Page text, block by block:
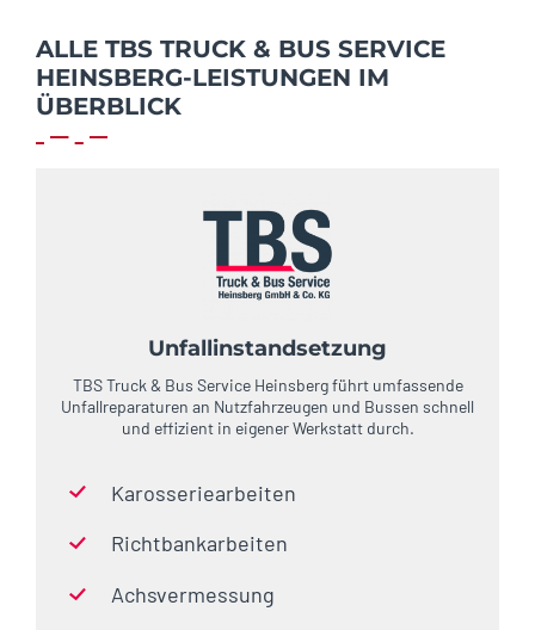
ALLE TBS TRUCK & BUS SERVICE
HEINSBERG-LEISTUNGEN IM
ÜBERBLICK
Unfallinstandsetzung
TBS Truck & Bus Service Heinsberg führt umfassende
Unfallreparaturen an Nutzfahrzeugen und Bussen schnell
und effizient in eigener Werkstatt durch.
Karosseriearbeiten
Richtbankarbeiten
Achsvermessung